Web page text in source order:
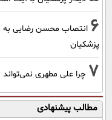
6 انتصاب محسن رضایی به
پزشکیان
7 چرا علی مطهری
مطالب پیشنهادی